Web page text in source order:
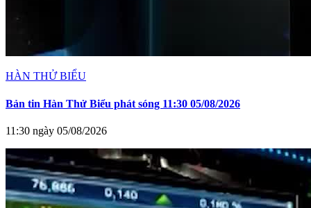
HÀN THỬ BIỂU
Bản tin Hàn Thử Biểu phát sóng 11:30 05/08/2026
11:30 ngày 05/08/2026